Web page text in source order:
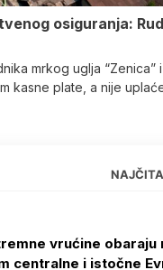
osiguranja:
mrkog uglja “Zenica”
kasne plate, a nije
vrućine obaraju
centralne i istočne